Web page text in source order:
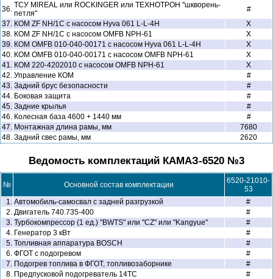
36. ТСУ MlREAL или ROCKINGER или ТЕХНОТРОН "шкворень-
петля"
#
37. КОМ ZF NH/1C с насосом Hyva 061 L-L-4H
X
38. КОМ ZF NH/1C с насосом OMFB NPH-61
X
39. КОМ OMFB 010-040-00171 с насосом Hyva 061 L-L-4H
X
40. КОМ OMFB 010-040-00171 с насосом OMFB NPH-61
X
41. КОМ 220-4202010 с насосом OMFB NPH-61
X
42. Управление КОМ
#
43. Задний брус безопасности
#
44. Боковая защита
#
45. Задние крылья
#
46. Колесная база 4600 + 1440 мм
#
47. Монтажная длина рамы, мм
7680
48. Задний свес рамы, мм 2620
Ведомость комплектаций КАМАЗ-6520 №3
№ Основной состав комплектации
6520-21010-
53
1. Автомобиль-самосвал с задней разгрузкой
#
2. Двигатель 740.735-400
#
3. Турбокомпрессор (1 ед.) "BWTS" или "CZ" или "Kangyue"
#
4. Генератор 3 кВт
#
5. Топливная аппаратура BOSCH
#
6. ФГОТ с подогревом
#
7. Подогрев топлива в ФГОТ, топливозаборнике
#
8. Предпусковой подогреватель 14ТС #